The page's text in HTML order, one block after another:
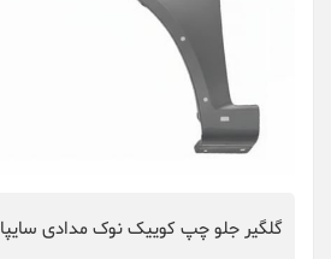
گلگیر جلو چپ کوییک نوک مدادی سایپا